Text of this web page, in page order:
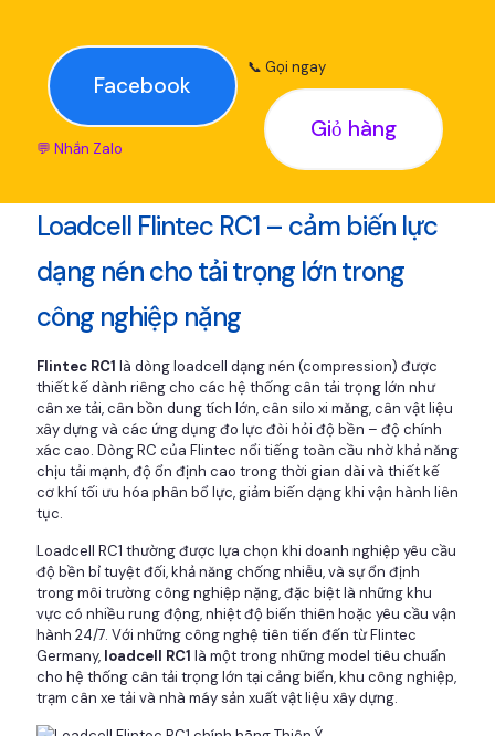
Facebook
💬 Nhắn Zalo
📞 Gọi ngay
Giỏ hàng
Loadcell Flintec RC1 – cảm biến lực
dạng nén cho tải trọng lớn trong
công nghiệp nặng
Flintec RC1 là dòng loadcell dạng nén (compression) được
thiết kế dành riêng cho các hệ thống cân tải trọng lớn như
cân xe tải, cân bồn dung tích lớn, cân silo xi măng, cân vật liệu
xây dựng và các ứng dụng đo lực đòi hỏi độ bền – độ chính
xác cao. Dòng RC của Flintec nổi tiếng toàn cầu nhờ khả năng
chịu tải mạnh, độ ổn định cao trong thời gian dài và thiết kế
cơ khí tối ưu hóa phân bổ lực, giảm biến dạng khi vận hành liên
tục.
Loadcell RC1 thường được lựa chọn khi doanh nghiệp yêu cầu
độ bền bỉ tuyệt đối, khả năng chống nhiễu, và sự ổn định
trong môi trường công nghiệp nặng, đặc biệt là những khu
vực có nhiều rung động, nhiệt độ biến thiên hoặc yêu cầu vận
hành 24/7. Với những công nghệ tiên tiến đến từ Flintec
Germany, loadcell RC1 là một trong những model tiêu chuẩn
cho hệ thống cân tải trọng lớn tại cảng biển, khu công nghiệp,
trạm cân xe tải và nhà máy sản xuất vật liệu xây dựng.